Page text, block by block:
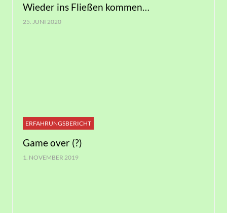
Wieder ins Fließen kommen…
25. JUNI 2020
ERFAHRUNGSBERICHT
Game over (?)
1. NOVEMBER 2019